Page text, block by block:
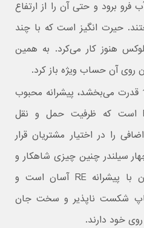
فرو برود و حتی آن را از ارتفاع
حیرت انگیز است که با چند
هنوز کار می‌کرد. به همین
روی آن حساب ویژه باز کرد.
آنچه به تویوتا هایلوکس 1986 قدرت می‌بخشد، پیشرانه محبوب
2.4 لیتری چهار سیلندر RE است که ظرفیت حمل و نقل
را در اختیار مشتریان قرار
سیلندر چنین چیزی شاهکار و
شگفت انگیز است) کار کردن با پیشرانه RE آسان است و
شکست ناپذیر و سخت جان
خود دارند.